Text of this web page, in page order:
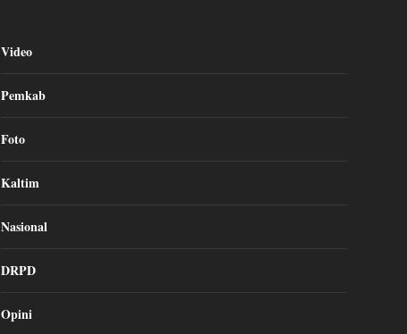
Video
Pemkab
Foto
Kaltim
Nasional
DRPD
Opini